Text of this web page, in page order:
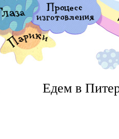
Едем в